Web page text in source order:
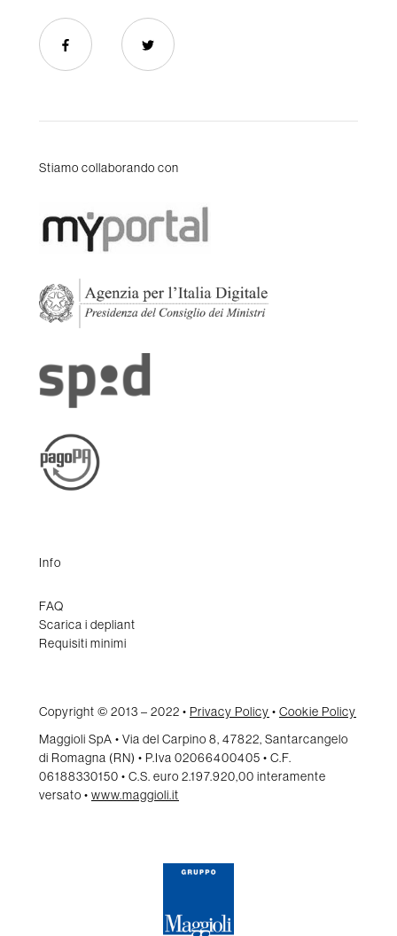
Stiamo collaborando con
Info
FAQ
Scarica i depliant
Requisiti minimi
Copyright © 2013 – 2022 • Privacy Policy • Cookie Policy
Maggioli SpA • Via del Carpino 8, 47822, Santarcangelo
di Romagna (RN) • P.Iva 02066400405 • C.F.
06188330150 • C.S. euro 2.197.920,00 interamente
versato • www.maggioli.it